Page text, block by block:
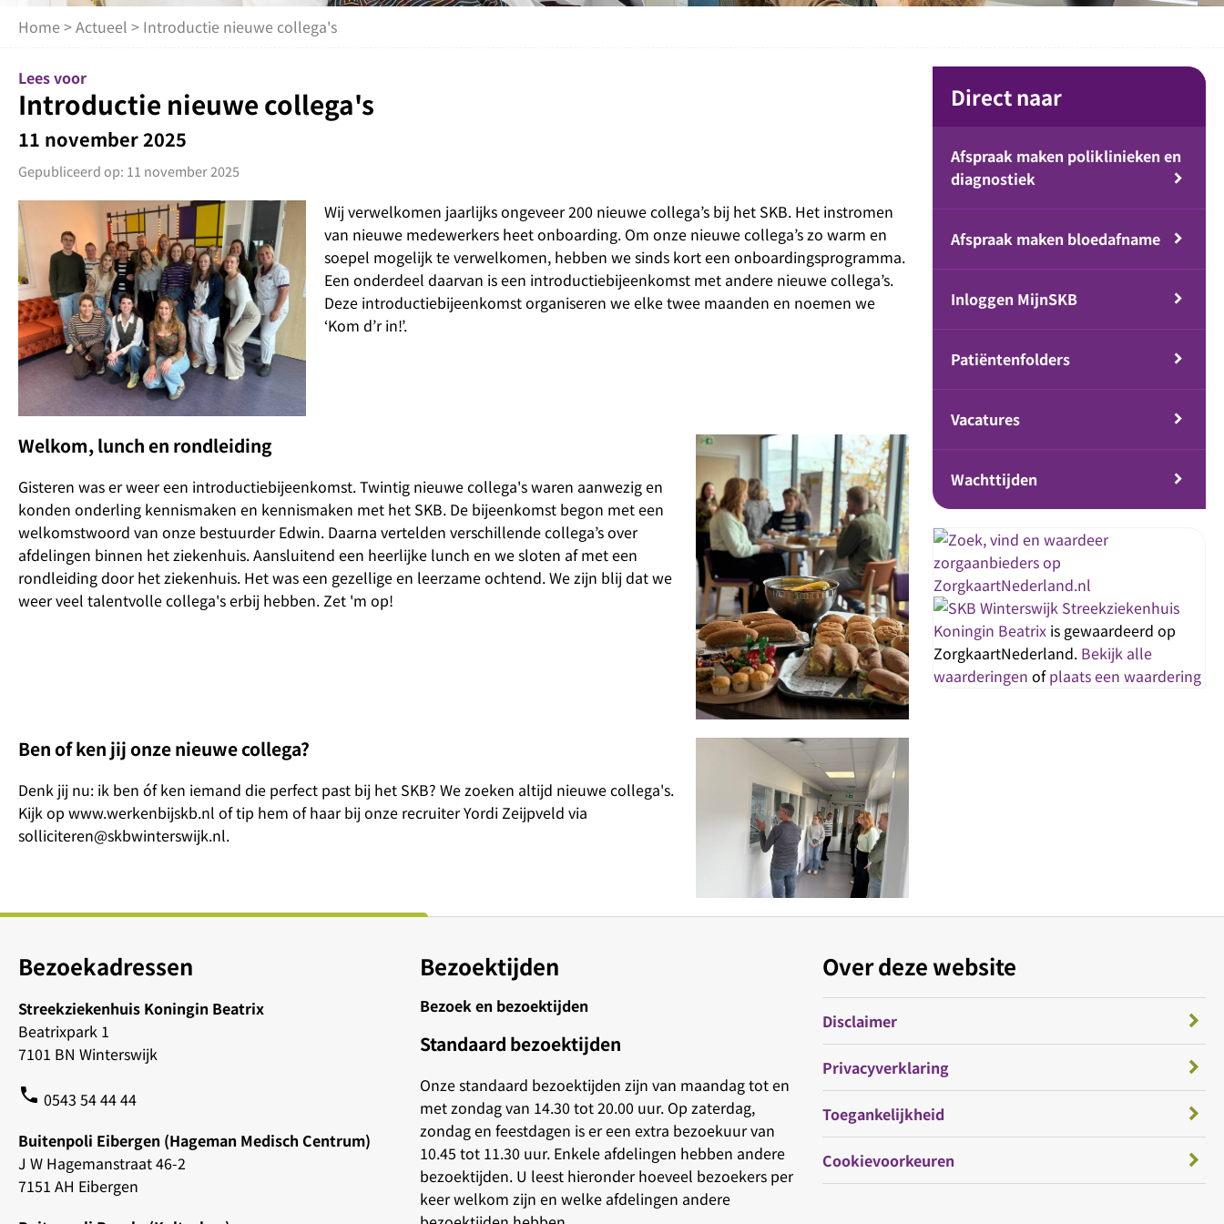
Home >Actueel > Introductie nieuwe collega's
Lees voor
Introductie nieuwe collega's
11 november 2025
Gepubliceerd op: 11 november 2025
Wij verwelkomen jaarlijks ongeveer 200 nieuwe collega’s bij het SKB. Het instromen
van nieuwe medewerkers heet onboarding. Om onze nieuwe collega’s zo warm en
soepel mogelijk te verwelkomen, hebben we sinds kort een onboardingsprogramma.
Een onderdeel daarvan is een introductiebijeenkomst met andere nieuwe collega’s.
Deze introductiebijeenkomst organiseren we elke twee maanden en noemen we
‘Kom d’r in!’.
Welkom, lunch en rondleiding
Gisteren was er weer een introductiebijeenkomst. Twintig nieuwe collega's waren aanwezig en
konden onderling kennismaken en kennismaken met het SKB. De bijeenkomst begon met een
welkomstwoord van onze bestuurder Edwin. Daarna vertelden verschillende collega’s over
afdelingen binnen het ziekenhuis. Aansluitend een heerlijke lunch en we sloten af met een
rondleiding door het ziekenhuis. Het was een gezellige en leerzame ochtend. We zijn blij dat we
weer veel talentvolle collega's erbij hebben. Zet 'm op!
Ben of ken jij onze nieuwe collega?
Denk jij nu: ik ben óf ken iemand die perfect past bij het SKB? We zoeken altijd nieuwe collega's.
Kijk op www.werkenbijskb.nl of tip hem of haar bij onze recruiter Yordi Zeijpveld via
solliciteren@skbwinterswijk.nl.
Direct naar
Afspraak maken poliklinieken en
diagnostiek
Afspraak maken bloedafname
Inloggen MijnSKB
Patiëntenfolders
Vacatures
Wachttijden
Streekziekenhuis
Koningin Beatrix is gewaardeerd op
ZorgkaartNederland. Bekijk alle
waarderingen ofplaats een waardering
Bezoekadressen
Streekziekenhuis Koningin Beatrix
Beatrixpark 1
7101 BN Winterswijk
phone 0543 54 44 44
Buitenpoli Eibergen (Hageman Medisch Centrum)
J W Hagemanstraat 46-2
7151 AH Eibergen
Bezoektijden
Bezoek en bezoektijden
Standaard bezoektijden
Onze standaard bezoektijden zijn van maandag tot en
met zondag van 14.30 tot 20.00 uur. Op zaterdag,
zondag en feestdagen is er een extra bezoekuur van
10.45 tot 11.30 uur. Enkele afdelingen hebben andere
bezoektijden. U leest hieronder hoeveel bezoekers per
keer welkom zijn en welke afdelingen andere
Over deze website
Disclaimer
Privacyverklaring
Toegankelijkheid
Cookievoorkeuren